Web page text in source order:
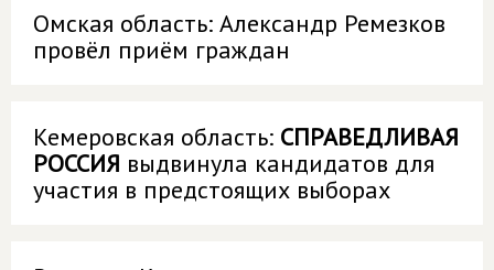
Омская область: Александр Ремезков
провёл приём граждан
Кемеровская область: СПРАВЕДЛИВАЯ
РОССИЯ выдвинула кандидатов для
участия в предстоящих выборах